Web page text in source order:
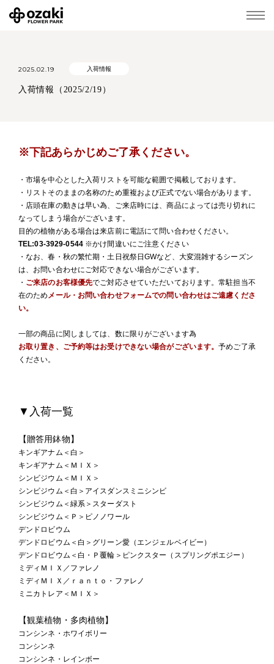
2025.02.19 入荷情報
入荷情報（2025/2/19）
※下記あらかじめご了承ください。
・市場を中心とした入荷リストを可能な範囲で掲載しております。
・リストそのままの名称のため重複および正式でない場合があります。
・店頭在庫の動きは早い為、ご来店時には、商品によっては売り切れに
なってしまう場合がございます。
目的の植物がある場合は来店前に電話にて問い合わせください。
TEL:03-3929-0544※かけ間違いにご注意ください
・なお、春・秋の繁忙期・土日祝祭日GWなど、大変混雑するシーズン
は、お問い合わせにご対応できない場合がございます。
・ ご来店のお客様優先でご対応させていただいております。常駐担当不
在のため メール・お問い合わせフォームでの問い合わせはご遠慮くださ
い。
一部の商品に関しましては、数に限りがございます為
お取り置き、ご予約等はお受けできない場合がございます。予めご了承
ください。
▼入荷一覧
【贈答用鉢物】
キンギアナム＜白＞
キンギアナム＜ＭＩＸ＞
シンビジウム＜ＭＩＸ＞
シンビジウム＜白＞アイスダンスミニシンビ
シンビジウム＜緑系＞スターダスト
シンビジウム＜Ｐ＞ピノノワール
デンドロビウム
デンドロビウム＜白＞グリーン愛（エンジェルベイビー）
デンドロビウム＜白・Ｐ覆輪＞ピンクスター（スプリングポエジー）
ミディＭＩＸ／ファレノ
ミディＭＩＸ／ｒａｎｔｏ・ファレノ
ミニカトレア＜ＭＩＸ＞
【観葉植物・多肉植物】
コンシンネ・ホワイボリー
コンシンネ
コンシンネ・レインボー